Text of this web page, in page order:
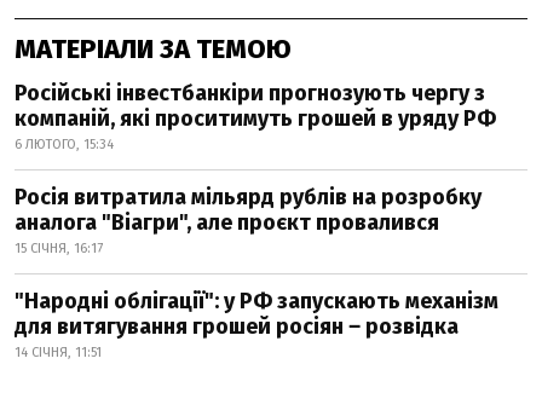
МАТЕРІАЛИ ЗА ТЕМОЮ
Російські інвестбанкіри прогнозують чергу з
компаній, які проситимуть грошей в уряду РФ
6 ЛЮТОГО, 15:34
Росія витратила мільярд рублів на розробку
аналога "Віагри", але проєкт провалився
15 СІЧНЯ, 16:17
"Народні облігації": у РФ запускають механізм
для витягування грошей росіян ‒ розвідка
14 СІЧНЯ, 11:51